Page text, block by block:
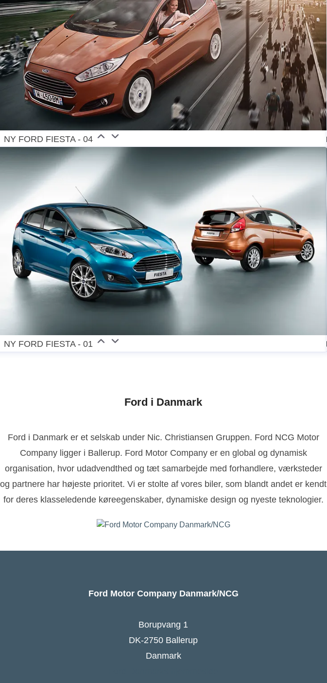
NY FORD FIESTA - 04
NY FORD FIESTA - 01
Ford i Danmark
Ford i Danmark er et selskab under Nic. Christiansen Gruppen. Ford NCG Motor
Company ligger i Ballerup. Ford Motor Company er en global og dynamisk
organisation, hvor udadvendthed og tæt samarbejde med forhandlere, værksteder
og partnere har højeste prioritet. Vi er stolte af vores biler, som blandt andet er kendt
for deres klasseledende køreegenskaber, dynamiske design og nyeste teknologier.
Ford Motor Company Danmark/NCG
Borupvang 1
DK-2750 Ballerup
Danmark